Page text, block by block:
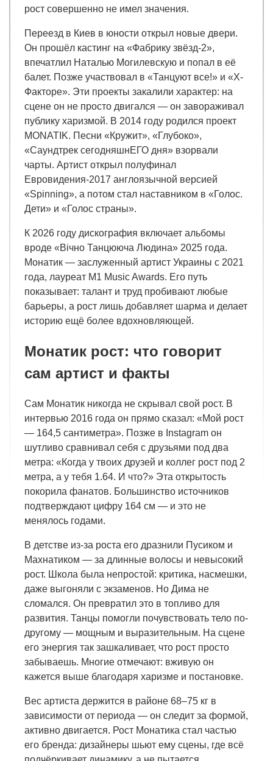
рост совершенно не имел значения.
Переезд в Киев в юности открыл новые двери.
Он прошёл кастинг на «Фабрику звёзд-2»,
впечатлил Наталью Могилевскую и попал в её
балет. Позже участвовал в «Танцуют все!» и «Х-
Факторе». Эти проекты закалили характер: на
сцене он не просто двигался — он завораживал
публику харизмой. В 2014 году родился проект
MONATIK. Песни «Кружит», «Глубоко»,
«Саундтрек сегодняшнЕГО дня» взорвали
чарты. Артист открыл полуфинал
Евровидения-2017 англоязычной версией
«Spinning», а потом стал наставником в «Голос.
Дети» и «Голос страны».
К 2026 году дискография включает альбомы
вроде «Вічно Танцююча Людина» 2025 года.
Монатик — заслуженный артист Украины с 2021
года, лауреат M1 Music Awards. Его путь
показывает: талант и труд пробивают любые
барьеры, а рост лишь добавляет шарма и делает
историю ещё более вдохновляющей.
Монатик рост: что говорит
сам артист и факты
Сам Монатик никогда не скрывал свой рост. В
интервью 2016 года он прямо сказал: «Мой рост
— 164,5 сантиметра». Позже в Instagram он
шутливо сравнивал себя с друзьями под два
метра: «Когда у твоих друзей и коллег рост под 2
метра, а у тебя 1.64. И что?» Эта открытость
покорила фанатов. Большинство источников
подтверждают цифру 164 см — и это не
менялось годами.
В детстве из-за роста его дразнили Пусиком и
Махнатиком — за длинные волосы и невысокий
рост. Школа была непростой: критика, насмешки,
даже выгоняли с экзаменов. Но Дима не
сломался. Он превратил это в топливо для
развития. Танцы помогли почувствовать тело по-
другому — мощным и выразительным. На сцене
его энергия так зашкаливает, что рост просто
забываешь. Многие отмечают: вживую он
кажется выше благодаря харизме и постановке.
Вес артиста держится в районе 68–75 кг в
зависимости от периода — он следит за формой,
активно двигается. Рост Монатика стал частью
его бренда: дизайнеры шьют ему сцены, где всё